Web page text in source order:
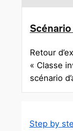
Retour
« Classe
scénario
Step by